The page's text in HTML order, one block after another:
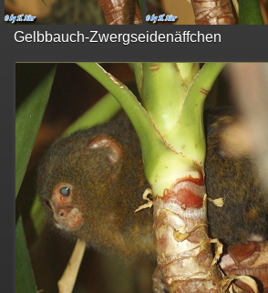
Gelbbauch-Zwergseidenäffchen